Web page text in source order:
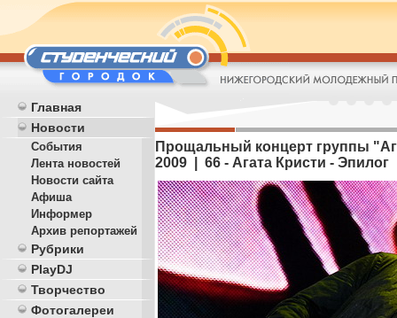
Главная
Новости
События
Лента новостей
Новости сайта
Афиша
Информер
Архив репортажей
Рубрики
PlayDJ
Творчество
Фотогалереи
Прощальный концерт группы
2009 | 66 - Агата Кристи - Эпилог